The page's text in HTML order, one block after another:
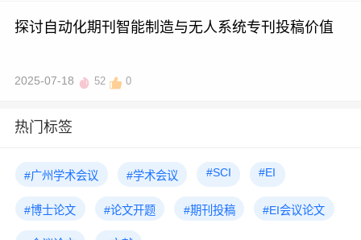
探讨自动化期刊智能制造与无人系统专刊投稿价值
2025-07-18 52 0
热门标签
#广州学术会议 #学术会议 #SCI #EI
#博士论文 #论文开题 #期刊投稿 #EI会议论文